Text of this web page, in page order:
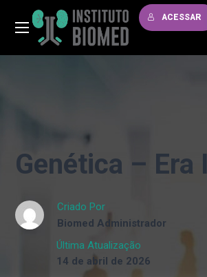
ACESSAR
Genética – Era I
Criado Por
Biomed Administrador
Última Atualização
14 de abril de 2026